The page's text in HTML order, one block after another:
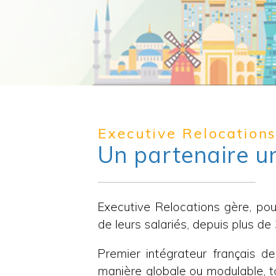
Executive Relocations
Un partenaire
Executive Relocations gère,
de leurs salariés, depuis plus de
Premier intégrateur français
manière globale ou modulable,